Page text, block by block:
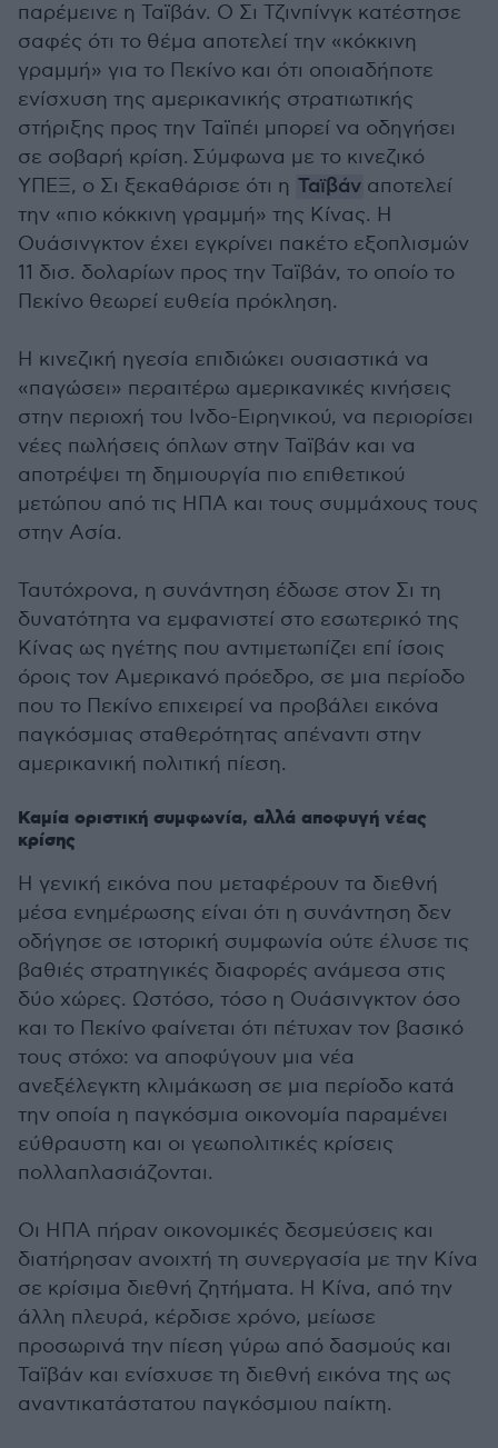
παρέμεινε η Ταϊβάν. Ο Σι Τζινπίνγκ κατέστησε
σαφές ότι το θέμα αποτελεί την «κόκκινη
γραμμή» για το Πεκίνο και ότι οποιαδήποτε
ενίσχυση της αμερικανικής στρατιωτικής
στήριξης προς την Ταϊπέι μπορεί να οδηγήσει
σε σοβαρή κρίση. Σύμφωνα με το κινεζικό
ΥΠΕΞ, ο Σι ξεκαθάρισε ότι η Ταϊβάν αποτελεί
την «πιο κόκκινη γραμμή» της Κίνας. Η
Ουάσινγκτον έχει εγκρίνει πακέτο εξοπλισμών
11 δισ. δολαρίων προς την Ταϊβάν, το οποίο το
Πεκίνο θεωρεί ευθεία πρόκληση.
Η κινεζική ηγεσία επιδιώκει ουσιαστικά να
«παγώσει» περαιτέρω αμερικανικές κινήσεις
στην περιοχή του Ινδο-Ειρηνικού, να περιορίσει
νέες πωλήσεις όπλων στην Ταϊβάν και να
αποτρέψει τη δημιουργία πιο επιθετικού
μετώπου από τις ΗΠΑ και τους συμμάχους τους
στην Ασία.
Ταυτόχρονα, η συνάντηση έδωσε στον Σι τη
δυνατότητα να εμφανιστεί στο εσωτερικό της
Κίνας ως ηγέτης που αντιμετωπίζει επί ίσοις
όροις τον Αμερικανό πρόεδρο, σε μια περίοδο
που το Πεκίνο επιχειρεί να προβάλει εικόνα
παγκόσμιας σταθερότητας απέναντι στην
αμερικανική πολιτική πίεση.
Καμία οριστική συμφωνία, αλλά αποφυγή νέας
κρίσης
Η γενική εικόνα που μεταφέρουν τα διεθνή
μέσα ενημέρωσης είναι ότι η συνάντηση δεν
οδήγησε σε ιστορική συμφωνία ούτε έλυσε τις
βαθιές στρατηγικές διαφορές ανάμεσα στις
δύο χώρες. Ωστόσο, τόσο η Ουάσινγκτον όσο
και το Πεκίνο φαίνεται ότι πέτυχαν τον βασικό
τους στόχο: να αποφύγουν μια νέα
ανεξέλεγκτη κλιμάκωση σε μια περίοδο κατά
την οποία η παγκόσμια οικονομία παραμένει
εύθραυστη και οι γεωπολιτικές κρίσεις
πολλαπλασιάζονται.
Οι ΗΠΑ πήραν οικονομικές δεσμεύσεις και
διατήρησαν ανοιχτή τη συνεργασία με την Κίνα
σε κρίσιμα διεθνή ζητήματα. Η Κίνα, από την
άλλη πλευρά, κέρδισε χρόνο, μείωσε
προσωρινά την πίεση γύρω από δασμούς και
Ταϊβάν και ενίσχυσε τη διεθνή εικόνα της ως
αναντικατάστατου παγκόσμιου παίκτη.